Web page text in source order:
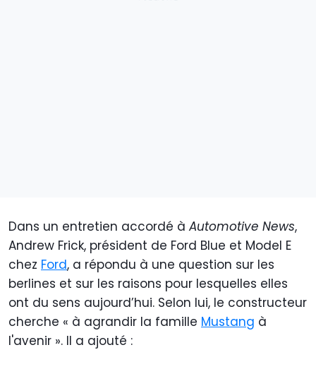
Dans un entretien accordé à Automotive News,
Andrew Frick, président de Ford Blue et Model E
chez Ford, a répondu à une question sur les
berlines et sur les raisons pour lesquelles elles
ont du sens aujourd’hui. Selon lui, le constructeur
cherche « à agrandir la famille Mustang à
l'avenir ». Il a ajouté :